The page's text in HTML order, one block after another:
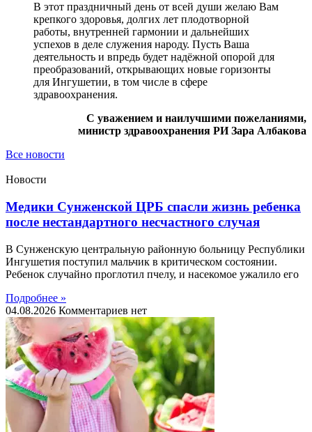
В этот праздничный день от всей души желаю Вам
крепкого здоровья, долгих лет плодотворной
работы, внутренней гармонии и дальнейших
успехов в деле служения народу. Пусть Ваша
деятельность и впредь будет надёжной опорой для
преобразований, открывающих новые горизонты
для Ингушетии, в том числе в сфере
здравоохранения.
С уважением и наилучшими пожеланиями,
министр здравоохранения РИ Зара Албакова
Все новости
Новости
Медики Сунженской ЦРБ спасли жизнь ребенка
после нестандартного несчастного случая
В Сунженскую центральную районную больницу Республики
Ингушетия поступил мальчик в критическом состоянии.
Ребенок случайно проглотил пчелу, и насекомое ужалило его
Подробнее »
04.08.2026 Комментариев нет